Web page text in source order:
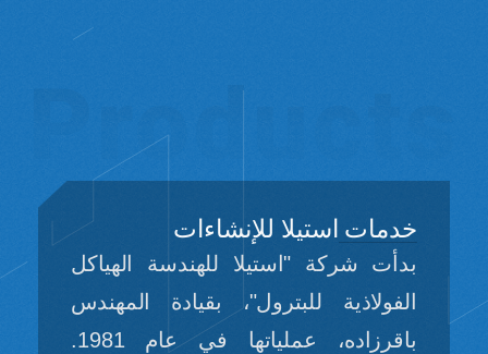
Products
خدمات استیلا للإنشاءات
بدأت شركة "استیلا للهندسة الهياكل
الفولاذية للبترول"، بقيادة المهندس
باقرزاده، عملياتها في عام 1981.